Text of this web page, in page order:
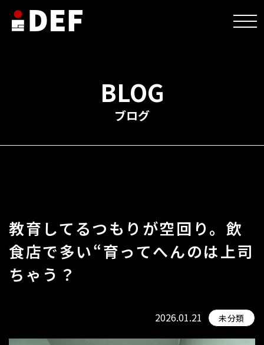
教育してるつもりが空回り。飲食店で多い“育ってへんのは上司ちゃ
BLOG
ブログ
教育してるつもりが空回り。飲
食店で多い“育ってへんのは上司
ちゃう？
2026.01.21 未分類